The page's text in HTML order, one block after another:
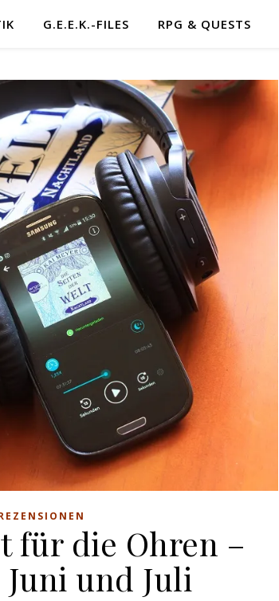
G.E.E.K.-FILES RPG & QUESTS
für die Ohren –
und Juli